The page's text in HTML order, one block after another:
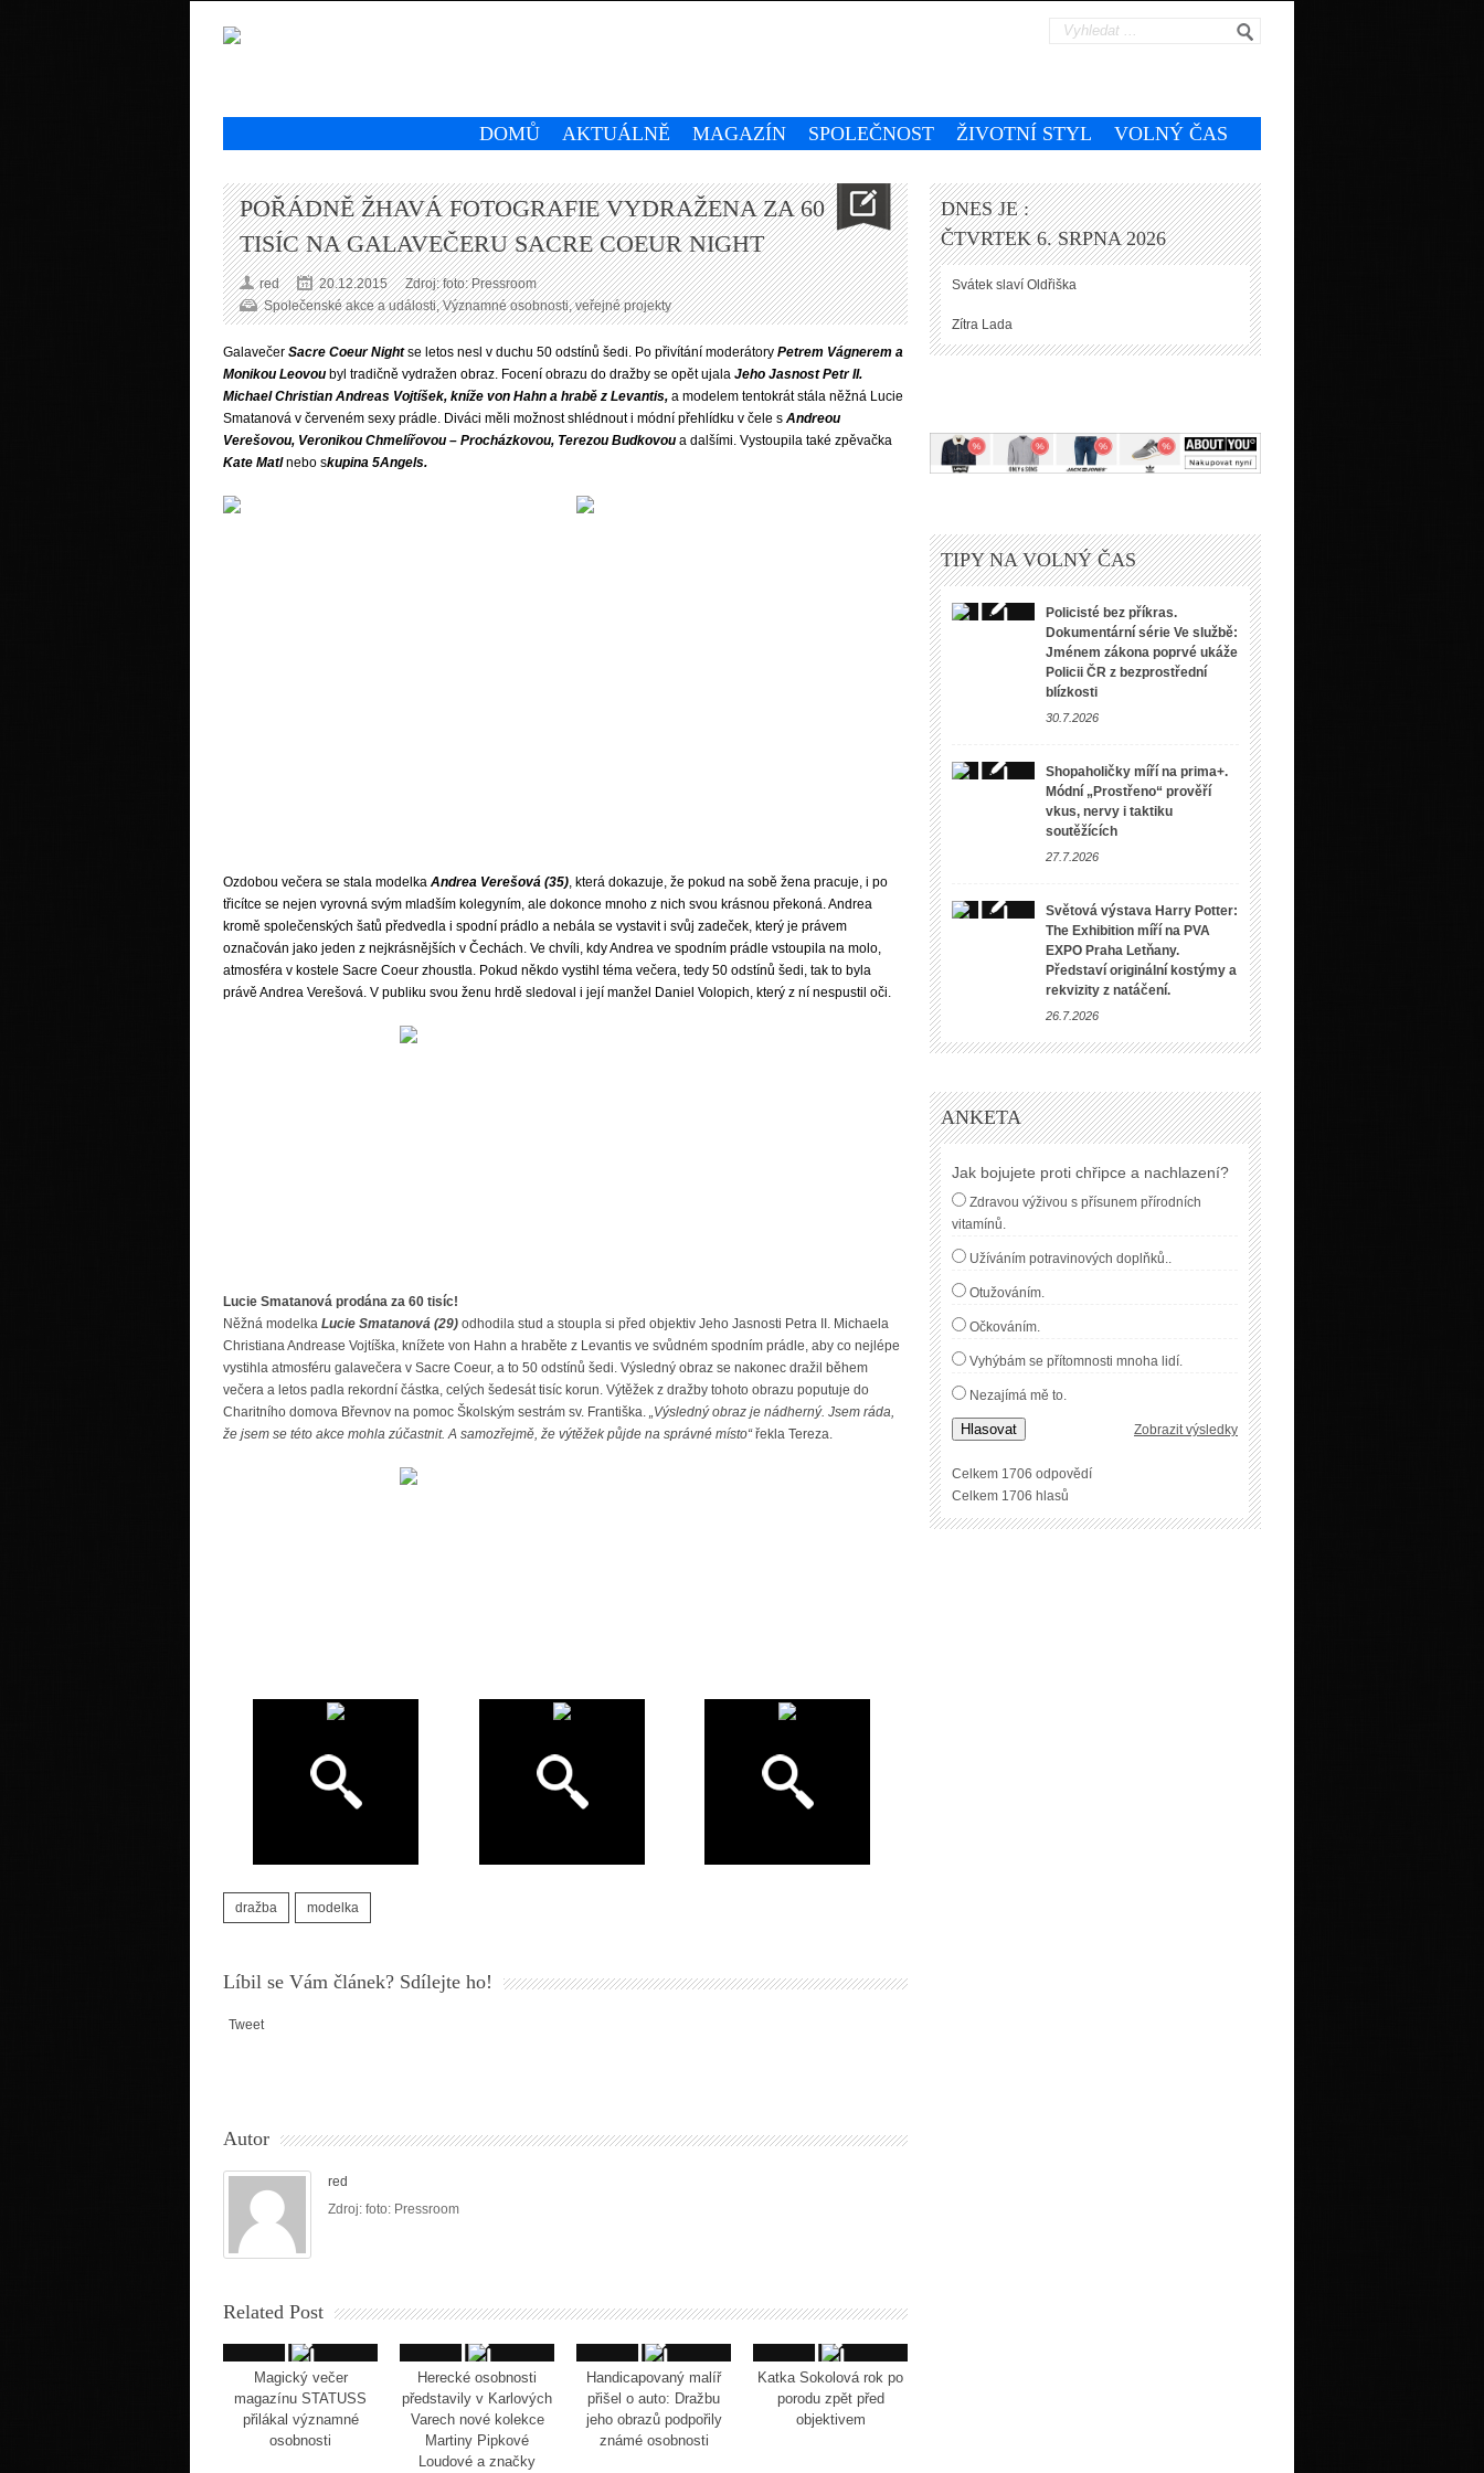
DOMŮ AKTUÁLNĚ MAGAZÍN SPOLEČNOST ŽIVOTNÍ STYL VOLNÝ ČAS
POŘÁDNĚ ŽHAVÁ FOTOGRAFIE VYDRAŽENA ZA 60
TISÍC NA GALAVEČERU SACRE COEUR NIGHT
red Zdroj: foto: Pressroom
20.12.2015
Společenské akce a události,Významné osobnosti, veřejné projekty
Galavečer Sacre Coeur Nightse letos nesl v duchu 50 odstínů šedi. Po přivítání moderátory Petrem Vágnerem a
Monikou Leovou byl tradičně vydražen obraz. Focení obrazu do dražby se opět ujala Jeho Jasnost Petr II.
Michael Christian Andreas Vojtíšek, kníže von Hahn a hrabě z Levantis, a modelem tentokrát stála něžná Lucie
Smatanová v červeném sexy prádle. Diváci měli možnost shlédnout i módní přehlídku v čele s Andreou
Verešovou, Veronikou Chmelířovou – Procházkovou, Terezou Budkovou a dalšími. Vystoupila také zpěvačka
Kate Matlnebo skupina 5Angels.
Ozdobou večera se stala modelka Andrea Verešová (35), která dokazuje, že pokud na sobě žena pracuje, i po
třicítce se nejen vyrovná svým mladším kolegyním, ale dokonce mnoho z nich svou krásnou překoná. Andrea
kromě společenských šatů předvedla i spodní prádlo a nebála se vystavit i svůj zadeček, který je právem
označován jako jeden z nejkrásnějších v Čechách. Ve chvíli, kdy Andrea ve spodním prádle vstoupila na molo,
atmosféra v kostele Sacre Coeur zhoustla. Pokud někdo vystihl téma večera, tedy 50 odstínů šedi, tak to byla
právě Andrea Verešová. V publiku svou ženu hrdě sledoval i její manžel Daniel Volopich, který z ní nespustil oči.
Lucie Smatanová prodána za 60 tisíc!
Něžná modelka Lucie Smatanová (29) odhodila stud a stoupla si před objektiv Jeho Jasnosti Petra II. Michaela
Christiana Andrease Vojtíška, knížete von Hahn a hraběte z Levantis ve svůdném spodním prádle, aby co nejlépe
vystihla atmosféru galavečera v Sacre Coeur, a to 50 odstínů šedi. Výsledný obraz se nakonec dražil během
večera a letos padla rekordní částka, celých šedesát tisíc korun. Výtěžek z dražby tohoto obrazu poputuje do
Charitního domova Břevnov na pomoc Školským sestrám sv. Františka. „Výsledný obraz je nádherný. Jsem ráda,
že jsem se této akce mohla zúčastnit. A samozřejmě, že výtěžek půjde na správné místo“řekla Tereza.
dražba modelka
Líbil se Vám článek? Sdílejte ho!
Tweet
Autor
red
Zdroj: foto: Pressroom
Related Post
Magický večer
magazínu STATUSS
přilákal významné
osobnosti
Herecké osobnosti
představily v Karlových
Varech nové kolekce
Martiny Pipkové
Loudové a značky
Handicapovaný malíř
přišel o auto: Dražbu
jeho obrazů podpořily
známé osobnosti
Katka Sokolová rok po
porodu zpět před
objektivem
DNES JE :
ČTVRTEK 6. SRPNA 2026
Svátek slaví Oldřiška
Zítra Lada
TIPY NA VOLNÝ ČAS
Policisté bez příkras.
Dokumentární série Ve službě:
Jménem zákona poprvé ukáže
Policii ČR z bezprostřední
blízkosti
30.7.2026
Shopaholičky míří na prima+.
Módní „Prostřeno“ prověří
vkus, nervy i taktiku
soutěžících
27.7.2026
Světová výstava Harry Potter:
The Exhibition míří na PVA
EXPO Praha Letňany.
Představí originální kostýmy a
rekvizity z natáčení.
26.7.2026
ANKETA
Jak bojujete proti chřipce a nachlazení?
Zdravou výživou s přísunem přírodních
vitamínů.
Užíváním potravinových doplňků..
Otužováním.
Očkováním.
Vyhýbám se přítomnosti mnoha lidí.
Nezajímá mě to.
Hlasovat Zobrazit výsledky
Celkem 1706 odpovědí
Celkem 1706 hlasů